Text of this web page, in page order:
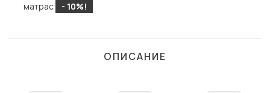
матрас
- 10%!
ОПИСАНИЕ